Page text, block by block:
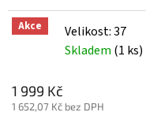
Akce
Velikost: 37
Skladem (1 ks)
1 999 Kč
1 652,07 Kč bez DPH